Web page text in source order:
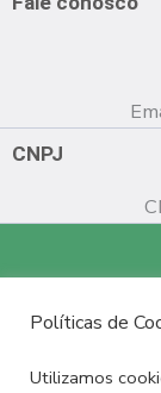
CNPJ
Políticas de
Utilizamos